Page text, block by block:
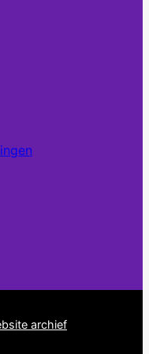
archief